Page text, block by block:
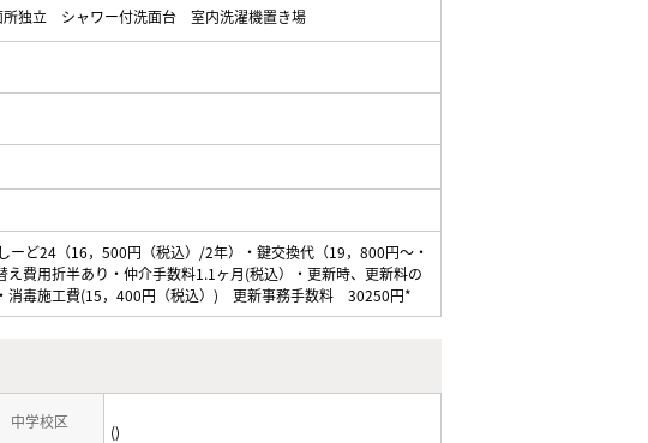
独立 シャワー付洗面台 室内洗濯機置き場
ど24（16，500円（税込）/2年）・鍵交換代（19，800円～・
費用折半あり・仲介手数料1.1ヶ月(税込）・更新時、更新料の
消毒施工費(15，400円（税込）) 更新事務手数料 30250円*
中学校区
()